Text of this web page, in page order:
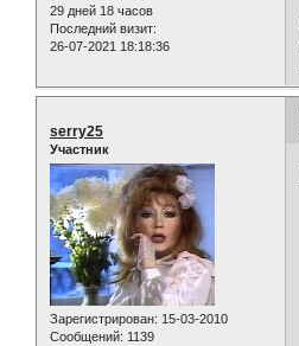
29 дней 18 часов
Последний визит:
26-07-2021 18:18:36
serry25
Участник
Зарегистрирован: 15-03-2010
Сообщений: 1139